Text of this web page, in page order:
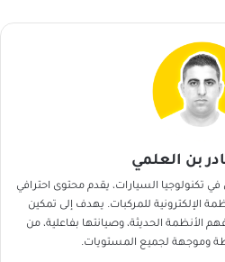
بن العلمي
السيارات، يقدم محتوى احترافي
الإلكترونية للمركبات. يهدف إلى تمكين
الأنظمة الحديثة، وصيانتها بفاعلية، من
وموجهة لجميع المستويات.